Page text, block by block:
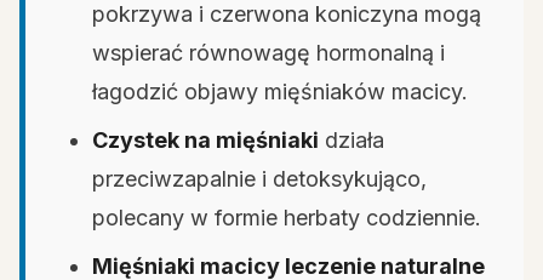
pokrzywa i czerwona koniczyna mogą
wspierać równowagę hormonalną i
łagodzić objawy mięśniaków macicy.
Czystek na mięśniaki działa
przeciwzapalnie i detoksykująco,
polecany w formie herbaty codziennie.
Mięśniaki macicy leczenie naturalne